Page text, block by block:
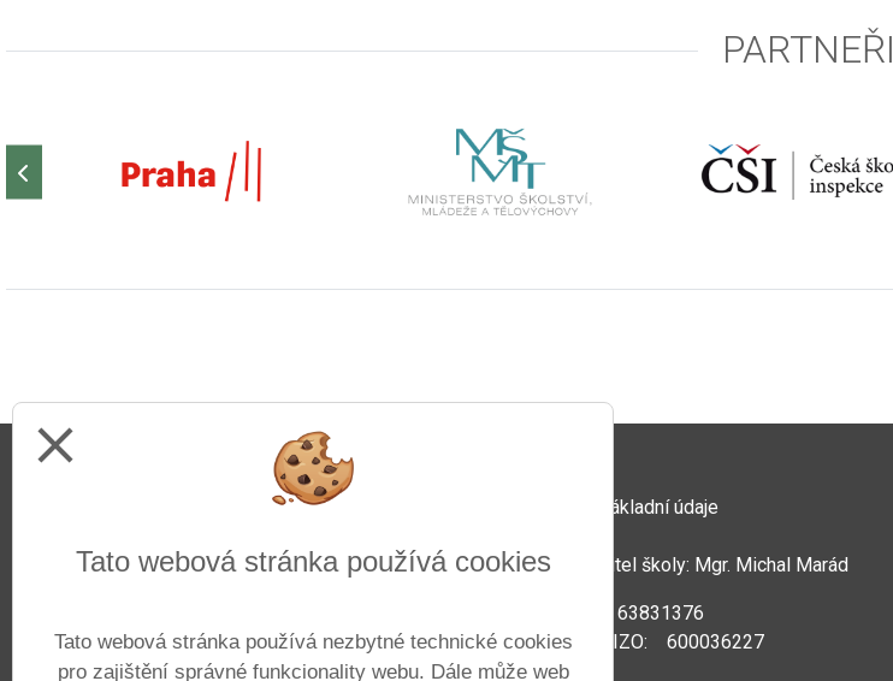
PARTNEŘI
Základní škola Pražačka
130 00 Praha 3
Základní údaje
Ředitel školy: Mgr. Michal Marád
IČ: 63831376
REDIZO: 600036227
close
Tato webová stránka používá cookies
Tato webová stránka používá nezbytné technické cookies
pro zajištění správné funkcionality webu. Dále může web